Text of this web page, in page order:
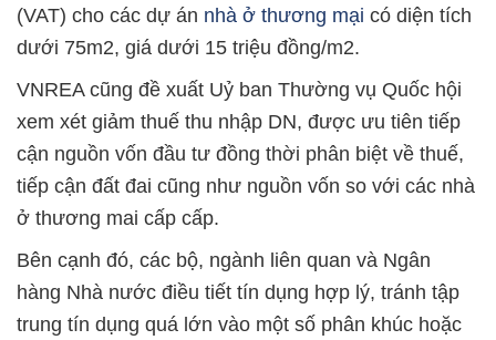
(VAT) cho các dự án nhà ở thương mại có diện tích
dưới 75m2, giá dưới 15 triệu đồng/m2.
VNREA cũng đề xuất Uỷ ban Thường vụ Quốc hội
xem xét giảm thuế thu nhập DN, được ưu tiên tiếp
cận nguồn vốn đầu tư đồng thời phân biệt về thuế,
tiếp cận đất đai cũng như nguồn vốn so với các nhà
ở thương mai cấp cấp.
Bên cạnh đó, các bộ, ngành liên quan và Ngân
hàng Nhà nước điều tiết tín dụng hợp lý, tránh tập
trung tín dụng quá lớn vào một số phân khúc hoặc